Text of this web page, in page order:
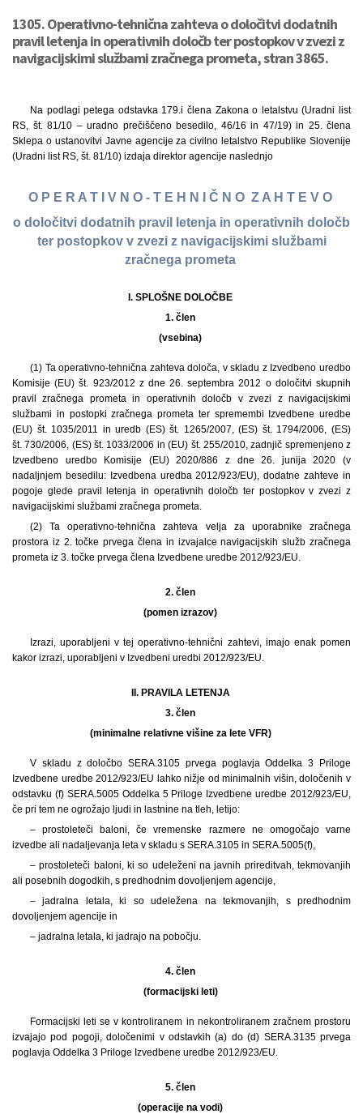
1305. Operativno-tehnična zahteva o določitvi dodatnih
pravil letenja in operativnih določb ter postopkov v zvezi z
navigacijskimi službami zračnega prometa, stran 3865.
Na podlagi petega odstavka 179.i člena Zakona o letalstvu (Uradni list
RS, št. 81/10 – uradno prečiščeno besedilo, 46/16 in 47/19) in 25. člena
Sklepa o ustanovitvi Javne agencije za civilno letalstvo Republike Slovenije
(Uradni list RS, št. 81/10) izdaja direktor agencije naslednjo
O P E R A T I V N O - T E H N I Č N O Z A H T E V O
o določitvi dodatnih pravil letenja in operativnih določb
ter postopkov v zvezi z navigacijskimi službami
zračnega prometa
I. SPLOŠNE DOLOČBE
1. člen
(vsebina)
(1) Ta operativno-tehnična zahteva določa, v skladu z Izvedbeno uredbo
Komisije (EU) št. 923/2012 z dne 26. septembra 2012 o določitvi skupnih
pravil zračnega prometa in operativnih določb v zvezi z navigacijskimi
službami in postopki zračnega prometa ter spremembi Izvedbene uredbe
(EU) št. 1035/2011 in uredb (ES) št. 1265/2007, (ES) št. 1794/2006, (ES)
št. 730/2006, (ES) št. 1033/2006 in (EU) št. 255/2010, zadnjič spremenjeno z
Izvedbeno uredbo Komisije (EU) 2020/886 z dne 26. junija 2020 (v
nadaljnjem besedilu: Izvedbena uredba 2012/923/EU), dodatne zahteve in
pogoje glede pravil letenja in operativnih določb ter postopkov v zvezi z
navigacijskimi službami zračnega prometa.
(2) Ta operativno-tehnična zahteva velja za uporabnike zračnega
prostora iz 2. točke prvega člena in izvajalce navigacijskih služb zračnega
prometa iz 3. točke prvega člena Izvedbene uredbe 2012/923/EU.
2. člen
(pomen izrazov)
Izrazi, uporabljeni v tej operativno-tehnični zahtevi, imajo enak pomen
kakor izrazi, uporabljeni v Izvedbeni uredbi 2012/923/EU.
II. PRAVILA LETENJA
3. člen
(minimalne relativne višine za lete VFR)
V skladu z določbo SERA.3105 prvega poglavja Oddelka 3 Priloge
Izvedbene uredbe 2012/923/EU lahko nižje od minimalnih višin, določenih v
odstavku (f) SERA.5005 Oddelka 5 Priloge Izvedbene uredbe 2012/923/EU,
če pri tem ne ogrožajo ljudi in lastnine na tleh, letijo:
– prostoleteči baloni, če vremenske razmere ne omogočajo varne
izvedbe ali nadaljevanja leta v skladu s SERA.3105 in SERA.5005(f),
– prostoleteči baloni, ki so udeleženi na javnih prireditvah, tekmovanjih
ali posebnih dogodkih, s predhodnim dovoljenjem agencije,
– jadralna letala, ki so udeležena na tekmovanjih, s predhodnim
dovoljenjem agencije in
– jadralna letala, ki jadrajo na pobočju.
4. člen
(formacijski leti)
Formacijski leti se v kontroliranem in nekontroliranem zračnem prostoru
izvajajo pod pogoji, določenimi v odstavkih (a) do (d) SERA.3135 prvega
poglavja Oddelka 3 Priloge Izvedbene uredbe 2012/923/EU.
5. člen
(operacije na vodi)